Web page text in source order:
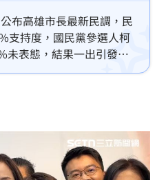
布高雄市長最新民調，民
支持度，國民黨參選人柯
未表態，結果一出引發各
，柯志恩陣營出現了四大